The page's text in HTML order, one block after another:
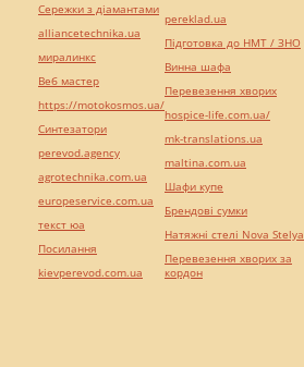
Сережки з діамантами
alliancetechnika.ua
миралинкс
Веб мастер
https://motokosmos.ua/
Синтезатори
perevod.agency
agrotechnika.com.ua
europeservice.com.ua
текст юа
Посилання
kievperevod.com.ua
pereklad.ua
Підготовка до НМТ / ЗНО
Винна шафа
Перевезення хворих
hospice-life.com.ua/
mk-translations.ua
maltina.com.ua
Шафи купе
Брендові сумки
Натяжні стелі Nova Stelya
Перевезення хворих за
кордон